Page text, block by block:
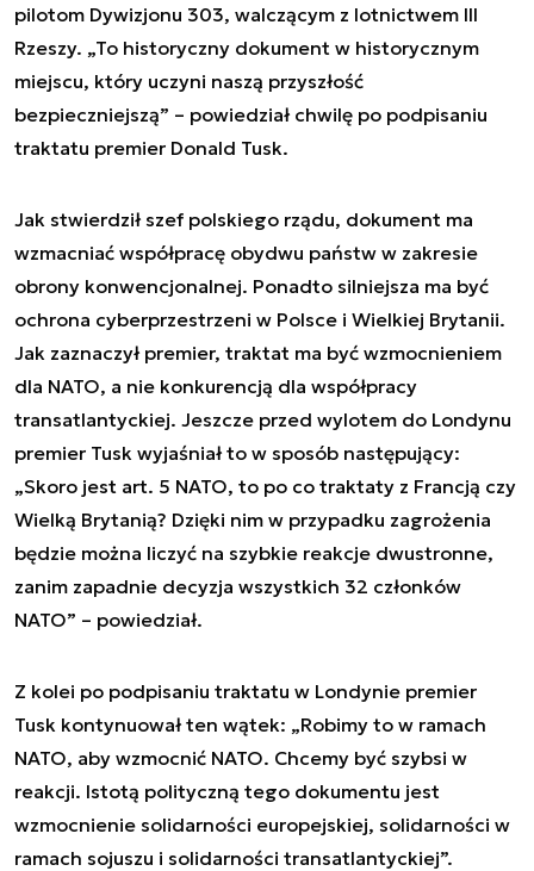
pilotom Dywizjonu 303, walczącym z lotnictwem III
Rzeszy. „To historyczny dokument w historycznym
miejscu, który uczyni naszą przyszłość
bezpieczniejszą” – powiedział chwilę po podpisaniu
traktatu premier Donald Tusk.
Jak stwierdził szef polskiego rządu, dokument ma
wzmacniać współpracę obydwu państw w zakresie
obrony konwencjonalnej. Ponadto silniejsza ma być
ochrona cyberprzestrzeni w Polsce i Wielkiej Brytanii.
Jak zaznaczył premier, traktat ma być wzmocnieniem
dla NATO, a nie konkurencją dla współpracy
transatlantyckiej. Jeszcze przed wylotem do Londynu
premier Tusk wyjaśniał to w sposób następujący:
„Skoro jest art. 5 NATO, to po co traktaty z Francją czy
Wielką Brytanią? Dzięki nim w przypadku zagrożenia
będzie można liczyć na szybkie reakcje dwustronne,
zanim zapadnie decyzja wszystkich 32 członków
NATO” – powiedział.
Z kolei po podpisaniu traktatu w Londynie premier
Tusk kontynuował ten wątek: „Robimy to w ramach
NATO, aby wzmocnić NATO. Chcemy być szybsi w
reakcji. Istotą polityczną tego dokumentu jest
wzmocnienie solidarności europejskiej, solidarności w
ramach sojuszu i solidarności transatlantyckiej”.